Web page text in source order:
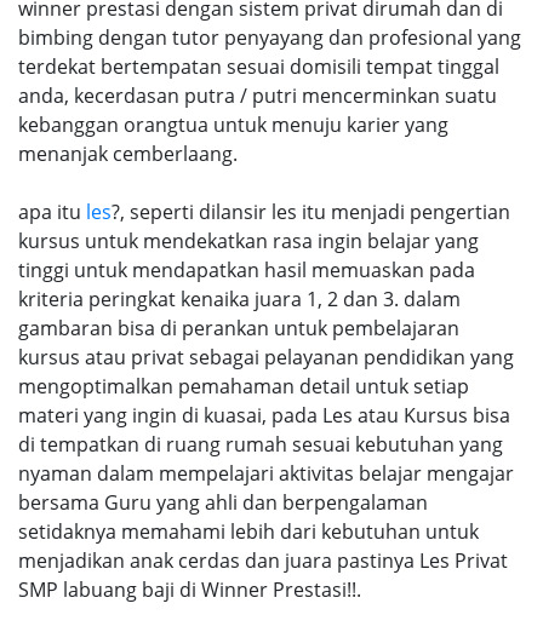
winner prestasi dengan sistem privat dirumah dan di
bimbing dengan tutor penyayang dan profesional yang
terdekat bertempatan sesuai domisili tempat tinggal
anda, kecerdasan putra / putri mencerminkan suatu
kebanggan orangtua untuk menuju karier yang
menanjak cemberlaang.
apa itu les?, seperti dilansir les itu menjadi pengertian
kursus untuk mendekatkan rasa ingin belajar yang
tinggi untuk mendapatkan hasil memuaskan pada
kriteria peringkat kenaika juara 1, 2 dan 3. dalam
gambaran bisa di perankan untuk pembelajaran
kursus atau privat sebagai pelayanan pendidikan yang
mengoptimalkan pemahaman detail untuk setiap
materi yang ingin di kuasai, pada Les atau Kursus bisa
di tempatkan di ruang rumah sesuai kebutuhan yang
nyaman dalam mempelajari aktivitas belajar mengajar
bersama Guru yang ahli dan berpengalaman
setidaknya memahami lebih dari kebutuhan untuk
menjadikan anak cerdas dan juara pastinya Les Privat
SMP labuang baji di Winner Prestasi!!.